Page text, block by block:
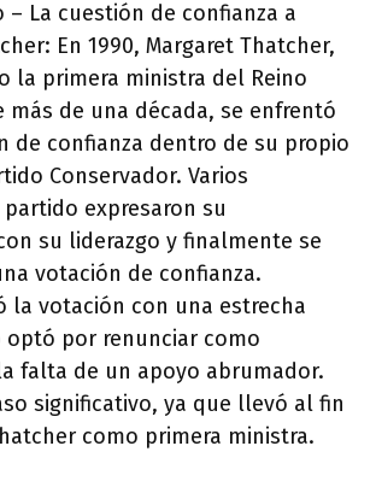
– La cuestión de confianza a
En 1990, Margaret Thatcher,
la primera ministra del Reino
más de una década, se enfrentó
de confianza dentro de su propio
Conservador. Varios
expresaron su
su liderazgo y finalmente se
votación de confianza.
la votación con una estrecha
optó por renunciar como
falta de un apoyo abrumador.
significativo, ya que llevó al fin
como primera ministra.